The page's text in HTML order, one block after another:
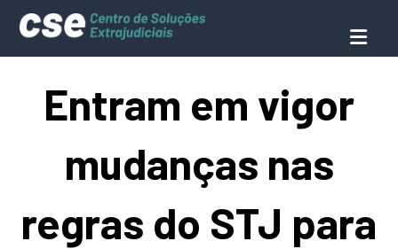
Entram em vigor
mudanças nas
regras do STJ para